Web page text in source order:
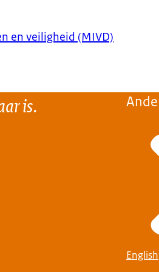
en veiligheid (MIVD)
is.
English